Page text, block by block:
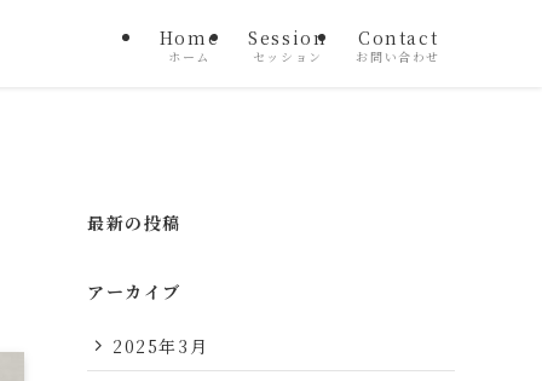
Home
ホーム
Session
セッション
Contact
お問い合わせ
最新の投稿
アーカイブ
2025年3月